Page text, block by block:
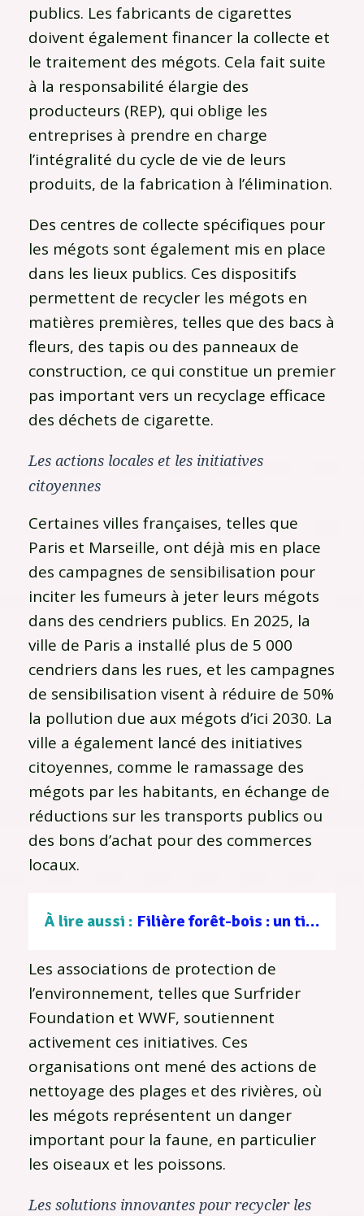
publics. Les fabricants de cigarettes
doivent également financer la collecte et
le traitement des mégots. Cela fait suite
à la responsabilité élargie des
producteurs (REP), qui oblige les
entreprises à prendre en charge
l’intégralité du cycle de vie de leurs
produits, de la fabrication à l’élimination.
Des centres de collecte spécifiques pour
les mégots sont également mis en place
dans les lieux publics. Ces dispositifs
permettent de recycler les mégots en
matières premières, telles que des bacs à
fleurs, des tapis ou des panneaux de
construction, ce qui constitue un premier
pas important vers un recyclage efficace
des déchets de cigarette.
Les actions locales et les initiatives
citoyennes
Certaines villes françaises, telles que
Paris et Marseille, ont déjà mis en place
des campagnes de sensibilisation pour
inciter les fumeurs à jeter leurs mégots
dans des cendriers publics. En 2025, la
ville de Paris a installé plus de 5 000
cendriers dans les rues, et les campagnes
de sensibilisation visent à réduire de 50%
la pollution due aux mégots d’ici 2030. La
ville a également lancé des initiatives
citoyennes, comme le ramassage des
mégots par les habitants, en échange de
réductions sur les transports publics ou
des bons d’achat pour des commerces
locaux.
À lire aussi : Filière forêt-bois : un tissu d’entreprises au service d’une gestion durable
Les associations de protection de
l’environnement, telles que Surfrider
Foundation et WWF, soutiennent
activement ces initiatives. Ces
organisations ont mené des actions de
nettoyage des plages et des rivières, où
les mégots représentent un danger
important pour la faune, en particulier
les oiseaux et les poissons.
Les solutions innovantes pour recycler les